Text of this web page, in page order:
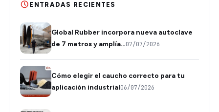
ENTRADAS RECIENTES
Global Rubber incorpora nueva autoclave
de 7 metros y amplía…07/07/2026
Cómo elegir el caucho correcto para tu
aplicación industrial06/07/2026